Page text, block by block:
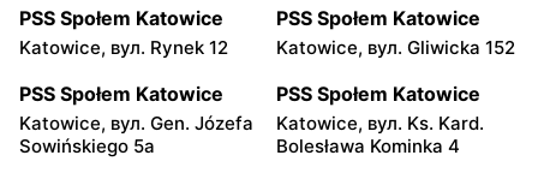
PSS Społem Katowice
Katowice, вул. Rynek 12
PSS Społem Katowice
Katowice, вул. Gliwicka 152
PSS Społem Katowice
Katowice, вул. Gen. Józefa
Sowińskiego 5a
PSS Społem Katowice
Katowice, вул. Ks. Kard.
Bolesława Kominka 4